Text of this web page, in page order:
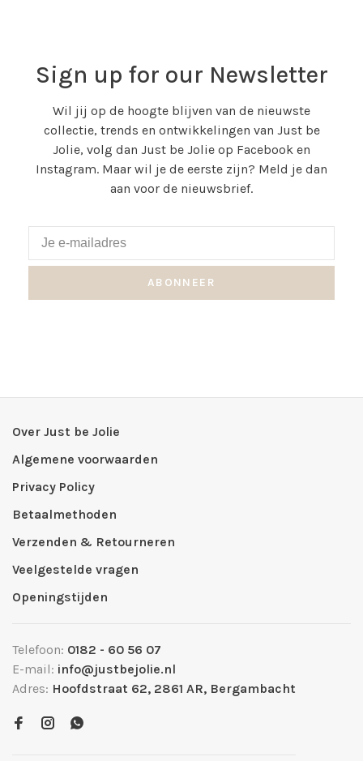
Sign up for our Newsletter
Wil jij op de hoogte blijven van de nieuwste
collectie, trends en ontwikkelingen van Just be
Jolie, volg dan Just be Jolie op Facebook en
Instagram. Maar wil je de eerste zijn? Meld je dan
aan voor de nieuwsbrief.
ABONNEER
Over Just be Jolie
Algemene voorwaarden
Privacy Policy
Betaalmethoden
Verzenden & Retourneren
Veelgestelde vragen
Openingstijden
Telefoon: 0182 - 60 56 07
E-mail: info@justbejolie.nl
Adres: Hoofdstraat 62, 2861 AR, Bergambacht